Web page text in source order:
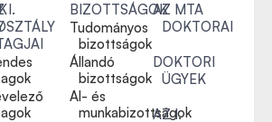
I.
BIZOTTSÁGOK
Tudományos
bizottságok
Állandó
bizottságok
Al- és
munkabizottságok
AZ MTA
DOKTORAI
DOKTORI
ÜGYEK
AZ I.